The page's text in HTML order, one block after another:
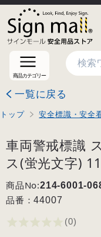
商品カテゴリー
検索
一覧に戻る
トップ 安全標識・安全
車両警戒標識
ス(蛍光文字)
商品No:214-6001-
品番：44007
(0)